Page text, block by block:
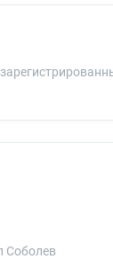
Соболев